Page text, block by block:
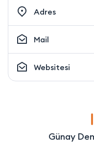
Adres
Mail
Websitesi
Günay